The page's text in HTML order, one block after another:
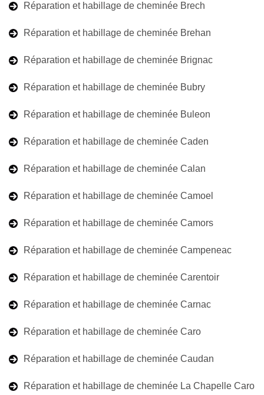
Réparation et habillage de cheminée Brech
Réparation et habillage de cheminée Brehan
Réparation et habillage de cheminée Brignac
Réparation et habillage de cheminée Bubry
Réparation et habillage de cheminée Buleon
Réparation et habillage de cheminée Caden
Réparation et habillage de cheminée Calan
Réparation et habillage de cheminée Camoel
Réparation et habillage de cheminée Camors
Réparation et habillage de cheminée Campeneac
Réparation et habillage de cheminée Carentoir
Réparation et habillage de cheminée Carnac
Réparation et habillage de cheminée Caro
Réparation et habillage de cheminée Caudan
Réparation et habillage de cheminée La Chapelle Caro